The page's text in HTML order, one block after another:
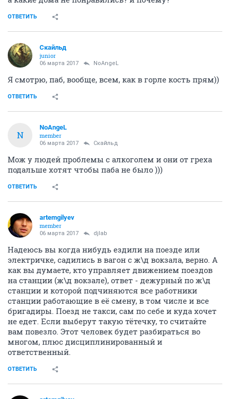
ОТВЕТИТЬ
Скайльд
junior
06 марта 2017 NoAngeL
Я смотрю, паб, вообще, всем, как в горле кость прям))
ОТВЕТИТЬ
N
NoAngeL
member
06 марта 2017 Скайльд
Мож у людей проблемы с алкоголем и они от греха
подальше хотят чтобы паба не было )))
ОТВЕТИТЬ
artemgilyev
member
06 марта 2017 djlab
Надеюсь вы когда нибудь ездили на поезде или
электричке, садились в вагон с ж\д вокзала, верно. А
как вы думаете, кто управляет движением поездов
на станции (ж\д вокзале), ответ - дежурный по ж\д
станции и которой подчиняются все работники
станции работающие в её смену, в том числе и все
бригадиры. Поезд не такси, сам по себе и куда хочет
не едет. Если выберут такую тётечку, то считайте
вам повезло. Этот человек будет разбираться во
многом, плюс дисциплинированный и
ответственный.
ОТВЕТИТЬ